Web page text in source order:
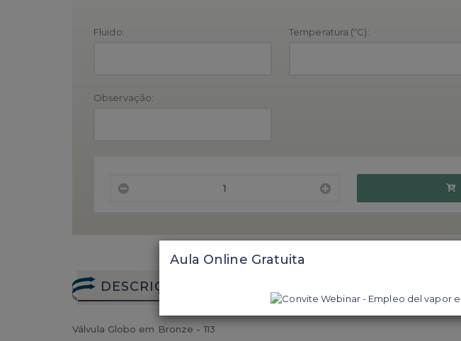
Fluido: Temperatura (ºC):
Observação:
DESCRIÇÃO COMPLETA
Válvula Globo em Bronze - 113
Aula Online Gratuita